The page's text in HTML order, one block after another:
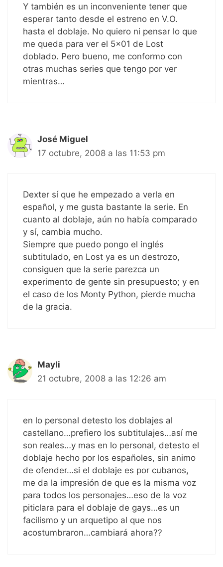
Y también es un inconveniente tener que
esperar tanto desde el estreno en V.O.
hasta el doblaje. No quiero ni pensar lo que
me queda para ver el 5×01 de Lost
doblado. Pero bueno, me conformo con
otras muchas series que tengo por ver
mientras…
José Miguel
17 octubre, 2008 a las 11:53 pm
Dexter sí que he empezado a verla en
español, y me gusta bastante la serie. En
cuanto al doblaje, aún no había comparado
y sí, cambia mucho.
Siempre que puedo pongo el inglés
subtitulado, en Lost ya es un destrozo,
consiguen que la serie parezca un
experimento de gente sin presupuesto; y en
el caso de los Monty Python, pierde mucha
de la gracia.
Mayli
21 octubre, 2008 a las 12:26 am
en lo personal detesto los doblajes al
castellano…prefiero los subtitulajes…así me
son reales…y mas en lo personal, detesto el
doblaje hecho por los españoles, sin animo
de ofender…si el doblaje es por cubanos,
me da la impresión de que es la misma voz
para todos los personajes…eso de la voz
piticlara para el doblaje de gays…es un
facilismo y un arquetipo al que nos
acostumbraron…cambiará ahora??